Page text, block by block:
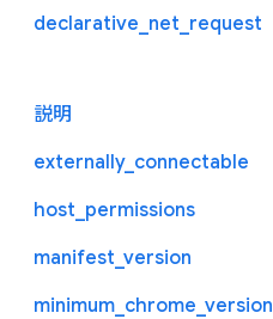
declarative_net_request
説明
externally_connectable
host_permissions
manifest_version
minimum_chrome_version